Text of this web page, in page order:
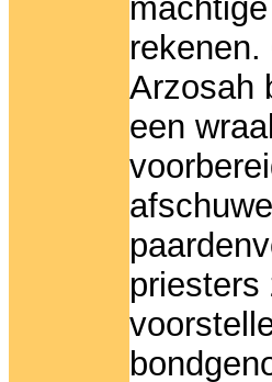
Arzosah
een
priesters